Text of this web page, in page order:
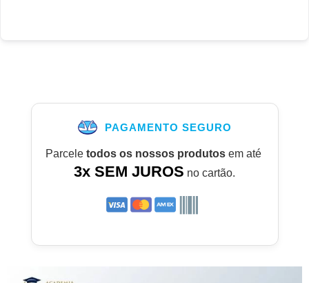
PAGAMENTO SEGURO
Parcele todos os nossos produtosem até
3x SEM JUROS no cartão.